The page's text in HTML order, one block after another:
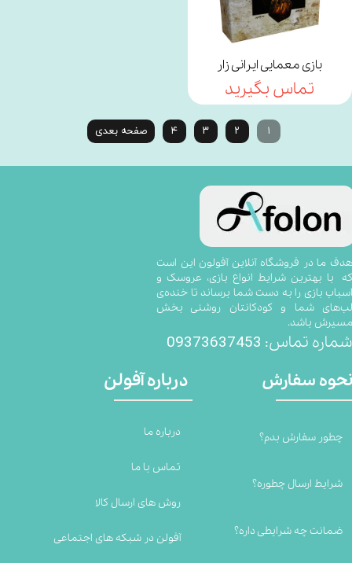
بازی معمایی ایرانی زار
تماس بگیرید
۱ ۲ ۳ ۴ صفحه بعدی
ما در فروشگاه آنلاین آفولون این است
با بهترین شرایط انواع بازی، عروسک و
بازی را به دست شما برساند تا خنده‌ی
شما و کودکانتان روشنی بخش
باشد.
تماس: 09373637453
سفارش
چطور سفارش بدم؟
شرایط ارسال چطوره؟
ضمانت چه شرایطی داره؟
درباره آفولن
درباره ما
تماس با ما
روش های ارسال کالا
آفولن در شبکه های اجتماعی